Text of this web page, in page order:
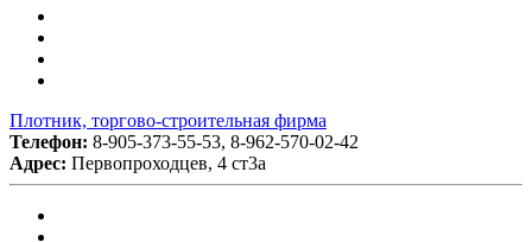
Плотник, торгово-строительная фирма
Телефон: 8-905-373-55-53, 8-962-570-02-42
Адрес: Первопроходцев, 4 ст3а